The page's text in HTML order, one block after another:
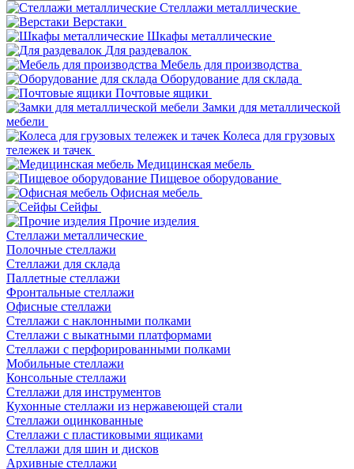
Стеллажи металлические
Верстаки
Шкафы металлические
Для раздевалок
Мебель для производства
Оборудование для склада
Почтовые ящики
Замки для металлической
мебели
Колеса для грузовых
тележек и тачек
Медицинская мебель
Пищевое оборудование
Офисная мебель
Сейфы
Прочие изделия
Стеллажи металлические
Полочные стеллажи
Стеллажи для склада
Паллетные стеллажи
Фронтальные стеллажи
Офисные стеллажи
Стеллажи с наклонными полками
Стеллажи с выкатными платформами
Стеллажи с перфорированными полками
Мобильные стеллажи
Консольные стеллажи
Стеллажи для инструментов
Кухонные стеллажи из нержавеющей стали
Стеллажи оцинкованные
Стеллажи с пластиковыми ящиками
Стеллажи для шин и дисков
Архивные стеллажи